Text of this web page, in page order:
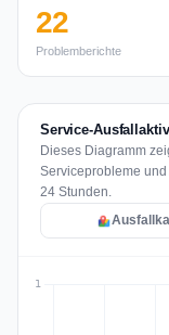
22
Problemberichte
Service-
Dieses Diagramm
Serviceprobleme
24 Stunden.